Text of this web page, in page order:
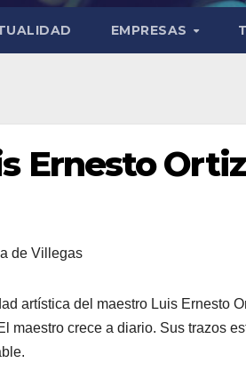
EMPRESAS
Ernesto
de Villegas
artística del maestro Luis Ernesto
maestro crece a diario. Sus trazos